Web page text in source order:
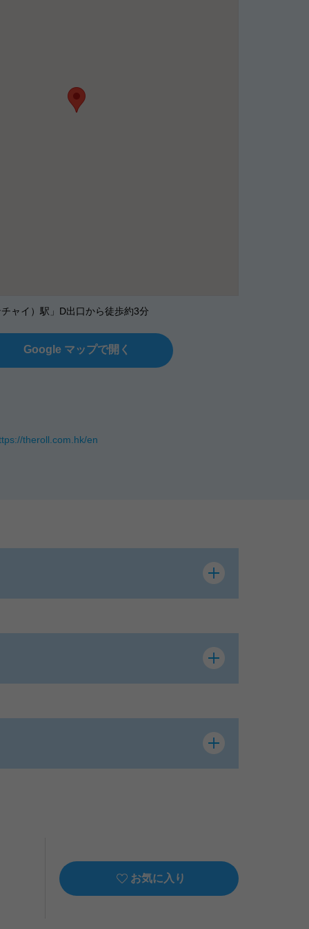
ャイ）駅」D出口から徒歩約3分
Google マップで開く
theroll.com.hk/en
お気に入り